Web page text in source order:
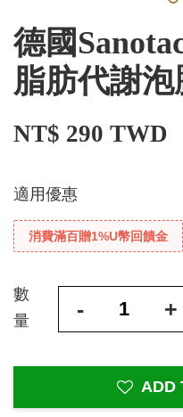
德國
脂肪代謝泡
NT$ 290 TWD
適用優惠
消費滿百贈1%U幣回饋金
數
量
- +
ADD